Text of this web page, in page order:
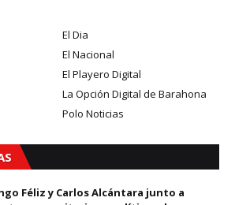
El Dia
El Nacional
El Playero Digital
La Opción Digital de Barahona
Polo Noticias
Féliz y Carlos Alcántara junto a